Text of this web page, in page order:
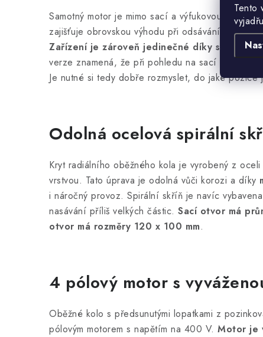
Tento
Samotný motor je mimo sací a výfukovou část
zajišťuje obrovskou výhodu při odsávání
Zařízení je zároveň jedinečné díky svému
verze znamená, že při pohledu na sací otvor je
Je nutné si tedy dobře rozmyslet, do jaké
Odolná ocelová spirální
Kryt radiálního oběžného kola je vyrobený z
vrstvou. Tato úprava je odolná vůči korozi a díky
i náročný provoz. Spirální skříň je navíc
nasávání příliš velkých částic. Sací otvor má
otvor má rozměry 120 x 100 mm.
4 pólový motor s
Oběžné kolo s předsunutými lopatkami z
pólovým motorem s napětím na 400 V. Motor je